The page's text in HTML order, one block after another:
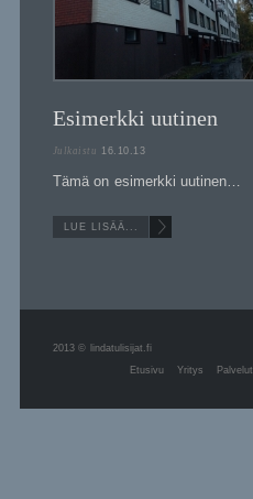
Esi­merkki uutinen
Julkaistu 16.10.13
Tämä on esi­merkki uutinen…
LUE LISÄÄ...
2013 © lindatulisijat.fi
Etusivu
Yri­tys Pal­ve­lut